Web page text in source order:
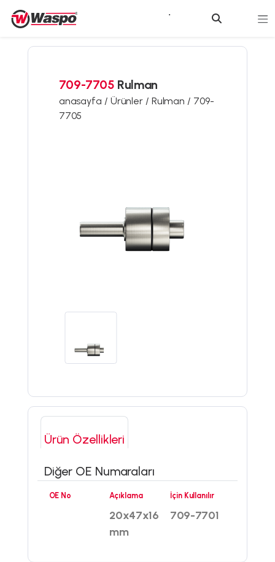
709-7705 Rulman
anasayfa / Ürünler / Rulman / 709-
7705
Ürün Özellikleri
Diğer OE Numaraları
OE No Açıklama
20x47x16
mm
İçin Kullanılır
709-7701